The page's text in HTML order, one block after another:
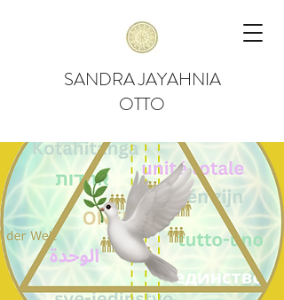
SANDRA JAYAHNIA
OTTO